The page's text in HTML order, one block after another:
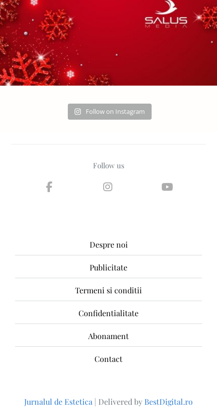
Follow on Instagram
Follow us
Despre noi
Publicitate
Termeni si conditii
Confidentialitate
Abonament
Contact
Jurnalul de Estetica | Delivered by BestDigital.ro